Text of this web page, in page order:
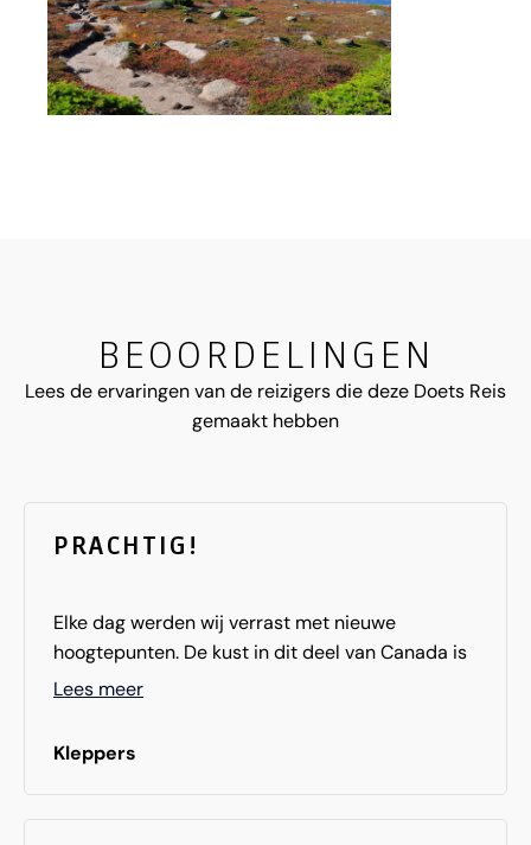
BEOORDELINGEN
Lees de ervaringen van de reizigers die deze Doets Reis
gemaakt hebben
PRACHTIG!
Elke dag werden wij verrast met nieuwe
hoogtepunten. De kust in dit deel van Canada is
super divers en afwisselend. Wij hebben genoten
dorpjes. De route was rustig qua opbouw zodat
wij ook lekker uitgerust thuis kwamen.
Lees meer
Kleppers